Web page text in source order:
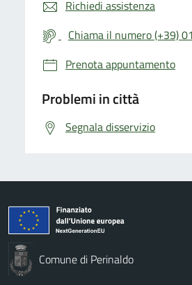
Richiedi assistenza
Chiama il numero (+39)
Prenota appuntamento
Problemi in città
Segnala disservizio
Comune di Perinaldo